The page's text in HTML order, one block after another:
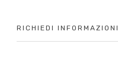
RICHIEDI INFORMAZIONI